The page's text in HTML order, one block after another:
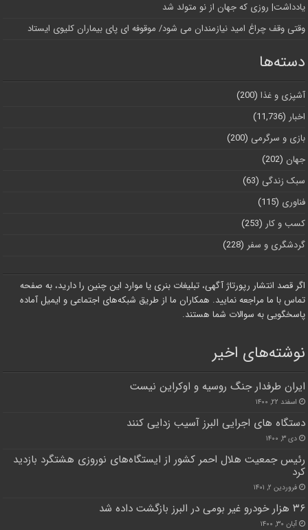
یادداشت| روزی که جهان از نو متولد شد
وقتی وقف چراغ امید نیازمندان می شود/ موقوفه ای پای بیماران کلیوی ایستاد
دسته‌ها
آشپزی و غذا (200)
اخبار (11,736)
بازی و سرگرمی (200)
جهان (202)
سبک زندگی (63)
فناوری (115)
کسب و کار (253)
گردشگری و سفر (228)
اگر قصد انتشار رپورتاژ آگهی، تبلیغات بنری یا موارد این چنین را دارید، به صفحه
تماس با ما مراجعه نمایید. همکاران ما از طریق شبکه‌های اجتماعی و ایمیل آماده
پاسخگویی به سوالات شما هستند.
نوشته‌های اخیر
ایران طرفدار جنگ روسیه و اوکراین نیست
اسفند ۲۲, ۱۴۰۰
دستگاه های اجرایی البرز آسیب زدایی کنند
دی ۳, ۱۴۰۰
رئیس جمعیت هلال احمر کشور از ایستگاه‌های نوروزی هشتگرد بازدید
کرد
فروردین ۲, ۱۴۰۱
۳۶ هزار خودرو غیر بومی در البرز بازگشت داده شد
آبان ۳۰, ۱۴۰۰